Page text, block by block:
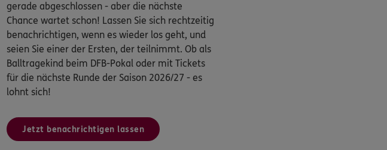
gerade abgeschlossen - aber die nächste
Chance wartet schon! Lassen Sie sich rechtzeitig
benachrichtigen, wenn es wieder los geht, und
seien Sie einer der Ersten, der teilnimmt. Ob als
Balltragekind beim DFB-Pokal oder mit Tickets
für die nächste Runde der Saison 2026/27 - es
lohnt sich!
Jetzt benachrichtigen lassen